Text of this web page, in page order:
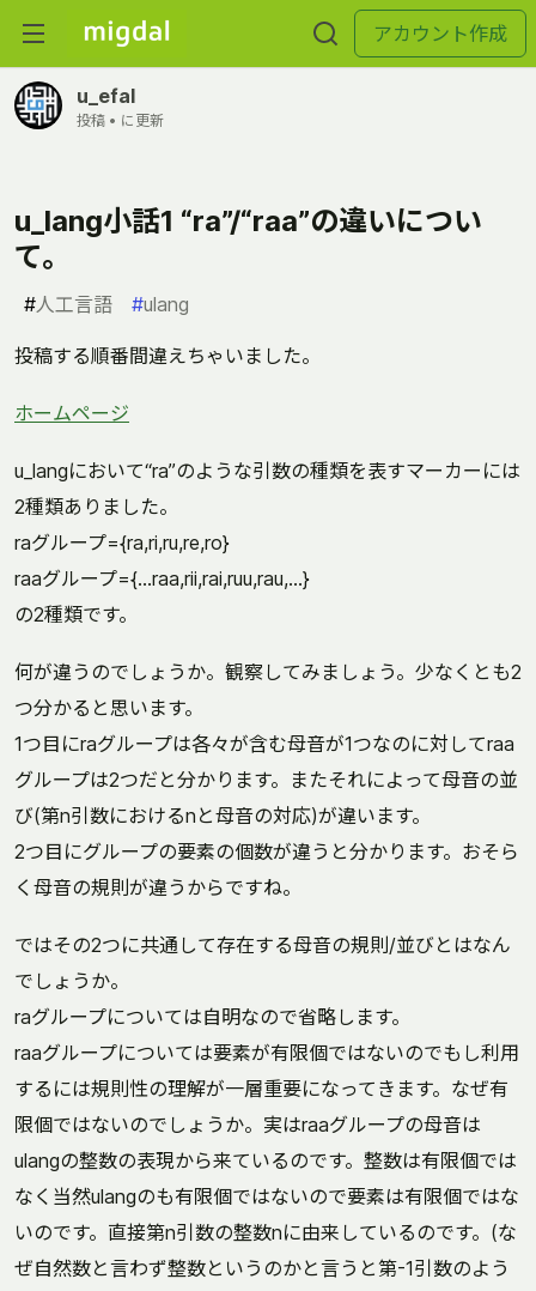
アカウント作成
u_efal
投稿 • に更新
u_lang小話1 “ra”/“raa”の違いについ
て。
#人工言語 #ulang
投稿する順番間違えちゃいました。
ホームページ
u_langにおいて“ra”のような引数の種類を表すマーカーには
2種類ありました。
raグループ={ra,ri,ru,re,ro}
raaグループ={…raa,rii,rai,ruu,rau,…}
の2種類です。
何が違うのでしょうか。観察してみましょう。少なくとも2
つ分かると思います。
1つ目にraグループは各々が含む母音が1つなのに対してraa
グループは2つだと分かります。またそれによって母音の並
び(第n引数におけるnと母音の対応)が違います。
2つ目にグループの要素の個数が違うと分かります。おそら
く母音の規則が違うからですね。
ではその2つに共通して存在する母音の規則/並びとはなん
でしょうか。
raグループについては自明なので省略します。
raaグループについては要素が有限個ではないのでもし利用
するには規則性の理解が一層重要になってきます。なぜ有
限個ではないのでしょうか。実はraaグループの母音は
ulangの整数の表現から来ているのです。整数は有限個では
なく当然ulangのも有限個ではないので要素は有限個ではな
いのです。直接第n引数の整数nに由来しているのです。(な
ぜ自然数と言わず整数というのかと言うと第-1引数のよう